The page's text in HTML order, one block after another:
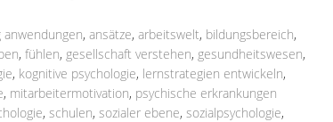
anwendungen, ansätze, arbeitswelt, bildungsbereich,
, fühlen, gesellschaft verstehen, gesundheitswesen,
, kognitive psychologie, lernstrategien entwickeln,
, mitarbeitermotivation, psychische erkrankungen
, schulen, sozialer ebene, sozialpsychologie,